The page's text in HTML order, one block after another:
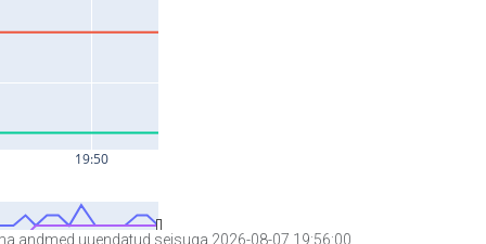
andmed uuendatud seisuga 2026-08-07 19:56:00